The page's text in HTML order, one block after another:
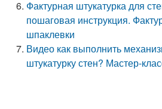
Фактурная штукатурка для
пошаговая инструкция.
шпаклевки
Видео как выполнить
штукатурку стен? Мастер-